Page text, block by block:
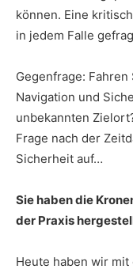
können. Eine
in jedem Falle
Gegenfrage:
Navigation und
unbekannten
Frage nach der
Sicherheit auf…
Sie haben die
der Praxis
Heute haben wir